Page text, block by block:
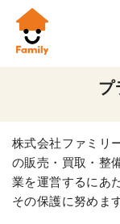
プ
株式会社ファミリ
の販売・買取・整
業を運営するにあ
その保護に努めます